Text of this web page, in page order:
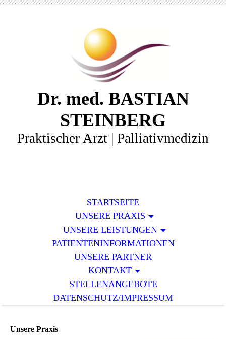
Dr. med. BASTIAN
STEINBERG
Praktischer Arzt | Palliativmedizin
STARTSEITE
UNSERE PRAXIS
UNSERE LEISTUNGEN
PATIENTENINFORMATIONEN
UNSERE PARTNER
KONTAKT
STELLENANGEBOTE
DATENSCHUTZ/IMPRESSUM
Unsere Praxis